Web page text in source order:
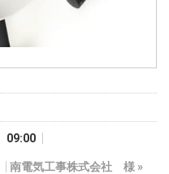
09:00
南電気工事株式会社 様 »